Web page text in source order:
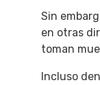
Sin
en otras
toman
Incluso